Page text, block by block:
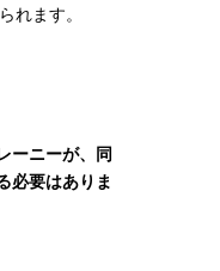
れます。
ーニーが、同
必要はありま